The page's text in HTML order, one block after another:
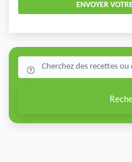
ENVOYER